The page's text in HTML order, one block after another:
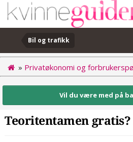
Bil og trafikk
» Privatøkonomi og
Vil du være med på
Teoritentamen gratis?